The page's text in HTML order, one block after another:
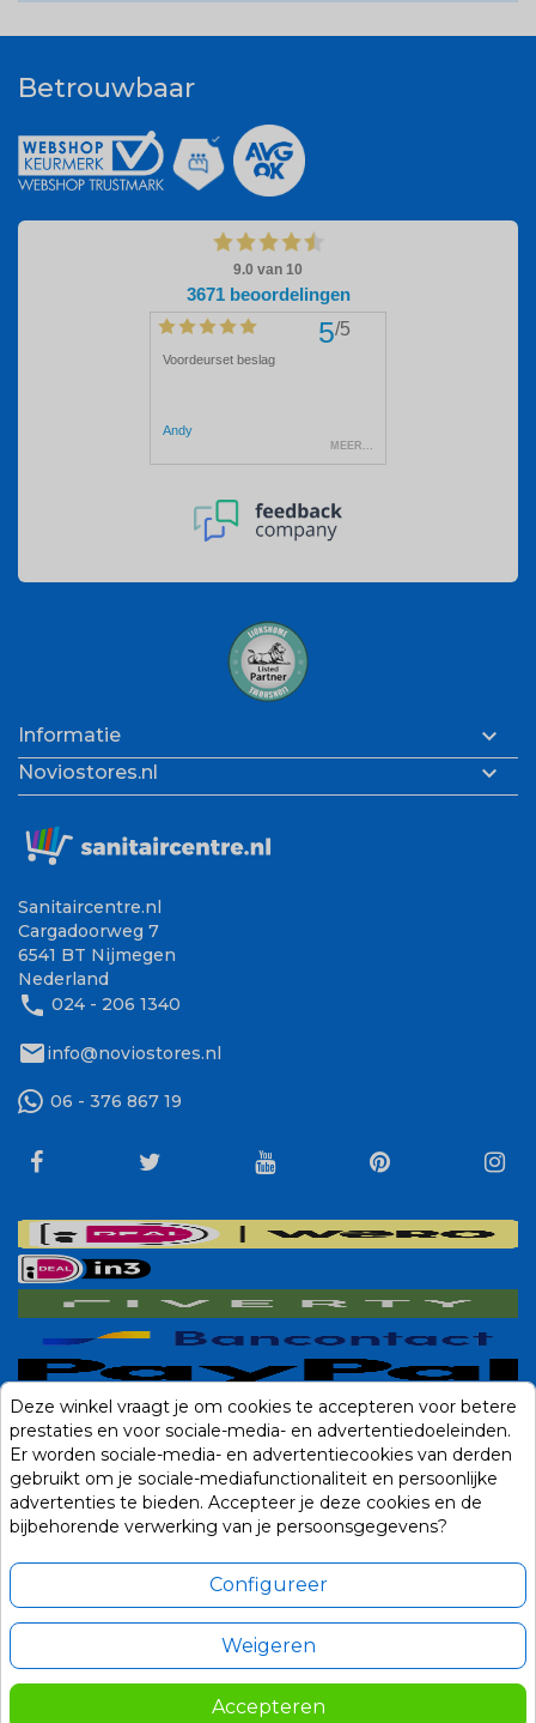
Betrouwbaar
Informatie 
Noviostores.nl 
Sanitaircentre.nl
Cargadoorweg 7
6541 BT Nijmegen
Nederland
phone 024 - 206 1340
mailinfo@noviostores.nl
06 - 376 867 19
Deze winkel vraagt je om cookies te accepteren voor betere
prestaties en voor sociale-media- en advertentiedoeleinden.
Er worden sociale-media- en advertentiecookies van derden
gebruikt om je sociale-mediafunctionaliteit en persoonlijke
advertenties te bieden. Accepteer je deze cookies en de
bijbehorende verwerking van je persoonsgegevens?
Configureer
Weigeren
Accepteren